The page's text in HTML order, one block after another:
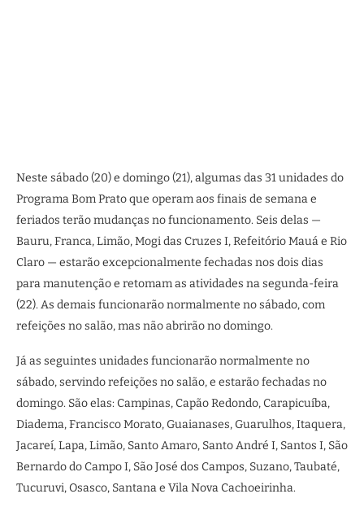
Neste sábado (20) e domingo (21), algumas das 31 unidades do
Programa Bom Prato que operam aos finais de semana e
feriados terão mudanças no funcionamento. Seis delas —
Bauru, Franca, Limão, Mogi das Cruzes I, Refeitório Mauá e Rio
Claro — estarão excepcionalmente fechadas nos dois dias
para manutenção e retomam as atividades na segunda-feira
(22). As demais funcionarão normalmente no sábado, com
refeições no salão, mas não abrirão no domingo.
Já as seguintes unidades funcionarão normalmente no
sábado, servindo refeições no salão, e estarão fechadas no
domingo. São elas: Campinas, Capão Redondo, Carapicuíba,
Diadema, Francisco Morato, Guaianases, Guarulhos, Itaquera,
Jacareí, Lapa, Limão, Santo Amaro, Santo André I, Santos I, São
Bernardo do Campo I, São José dos Campos, Suzano, Taubaté,
Tucuruvi, Osasco, Santana e Vila Nova Cachoeirinha.